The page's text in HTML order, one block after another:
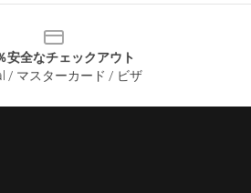
安全なチェックアウト
/ マスターカード / ビザ